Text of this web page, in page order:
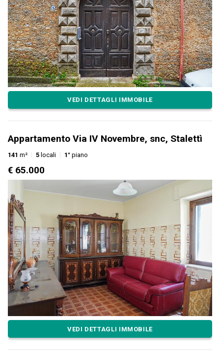
VEDI DETTAGLI IMMOBILE
Appartamento Via IV Novembre, snc, Stalettì
141 m² 5 locali 1° piano
€ 65.000
VEDI DETTAGLI IMMOBILE